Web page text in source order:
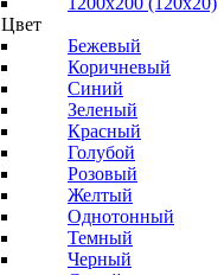
Цвет
Бежевый
Коричневый
Синий
Зеленый
Красный
Голубой
Розовый
Желтый
Однотонный
Темный
Черный